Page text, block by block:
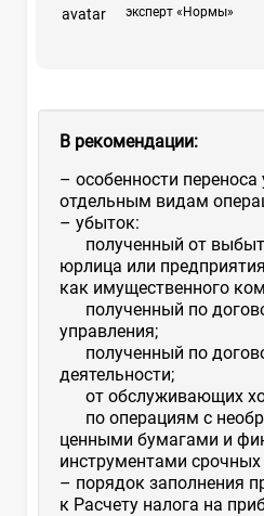
эксперт «Нормы»
В рекомендации:
– особенности
отдельным видам
– убыток:
полученный от
юрлица или предприятия
как имущественного
полученный по
управления;
полученный по
деятельности;
от обслуживающих
по операциям с
ценными бумагами и
инструментами срочных
– порядок заполнения
к Расчету налога на